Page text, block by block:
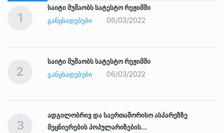
1
საიტი მუშაობს სატესტო რეჟიმში
ᲒᲐᲜᲪᲮᲐᲓᲔᲑᲔᲑᲘ
06/03/2022
2
საიტი მუშაობს სატესტო რეჟიმში
ᲒᲐᲜᲪᲮᲐᲓᲔᲑᲔᲑᲘ
06/03/2022
3
ადგილობრივ და საერთაშორისო ასპარეზზე
მეცნიერების პოპულარიზების…